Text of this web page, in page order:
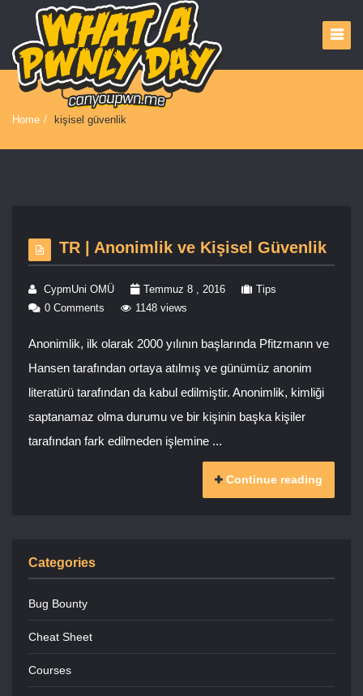
Home / kişisel güvenlik
TR | Anonimlik ve Kişisel Güvenlik
CypmUni OMÜ Temmuz 8 , 2016
Tips
0 Comments
1148 views
Anonimlik, ilk olarak 2000 yılının başlarında Pfitzmann ve
Hansen tarafından ortaya atılmış ve günümüz anonim
literatürü tarafından da kabul edilmiştir. Anonimlik, kimliği
saptanamaz olma durumu ve bir kişinin başka kişiler
tarafından fark edilmeden işlemine ...
Continue reading
Categories
Bug Bounty
Cheat Sheet
Courses